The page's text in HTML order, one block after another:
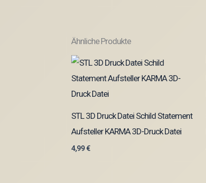
Ähnliche Produkte
STL 3D Druck Datei Schild Statement
Aufsteller KARMA 3D-Druck Datei
4,99€